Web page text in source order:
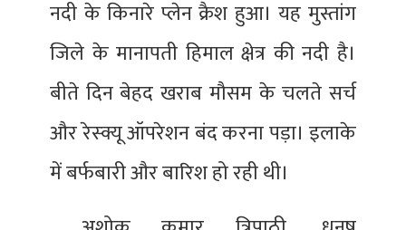
नदी के किनारे प्लेन क्रैश हुआ। यह मुस्तांग
जिले के मानापती हिमाल क्षेत्र की नदी है।
बीते दिन बेहद खराब मौसम के चलते सर्च
और रेस्क्यू ऑपरेशन बंद करना पड़ा। इलाके
में बर्फबारी और बारिश हो रही थी।